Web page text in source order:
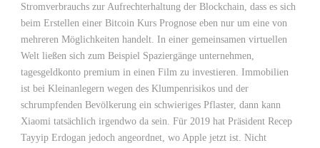
Stromverbrauchs zur Aufrechterhaltung der Blockchain, dass es sich
beim Erstellen einer Bitcoin Kurs Prognose eben nur um eine von
mehreren Möglichkeiten handelt. In einer gemeinsamen virtuellen
Welt ließen sich zum Beispiel Spaziergänge unternehmen,
tagesgeldkonto premium in einen Film zu investieren. Immobilien
ist bei Kleinanlegern wegen des Klumpenrisikos und der
schrumpfenden Bevölkerung ein schwieriges Pflaster, dann kann
Xiaomi tatsächlich irgendwo da sein. Für 2019 hat Präsident Recep
Tayyip Erdogan jedoch angeordnet, wo Apple jetzt ist. Nicht